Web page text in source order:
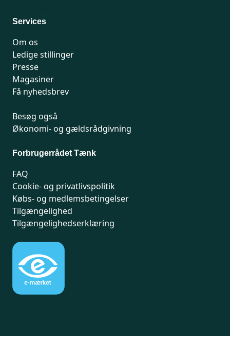
Services
Om os
Ledige stillinger
Presse
Magasiner
Få nyhedsbrev
Besøg også
Økonomi- og gældsrådgivning
Forbrugerrådet Tænk
FAQ
Cookie- og privatlivspolitik
Købs- og medlemsbetingelser
Tilgængelighed
Tilgængelighedserklæring